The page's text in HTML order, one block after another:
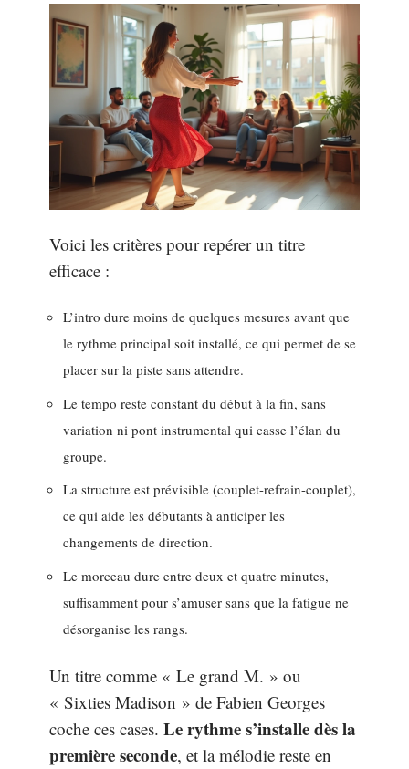
Voici les critères pour repérer un titre
efficace :
L’intro dure moins de quelques mesures avant que
le rythme principal soit installé, ce qui permet de se
placer sur la piste sans attendre.
Le tempo reste constant du début à la fin, sans
variation ni pont instrumental qui casse l’élan du
groupe.
La structure est prévisible (couplet-refrain-couplet),
ce qui aide les débutants à anticiper les
changements de direction.
Le morceau dure entre deux et quatre minutes,
suffisamment pour s’amuser sans que la fatigue ne
désorganise les rangs.
Un titre comme « Le grand M. » ou
« Sixties Madison » de Fabien Georges
coche ces cases. Le rythme s’installe dès la
première seconde, et la mélodie reste en